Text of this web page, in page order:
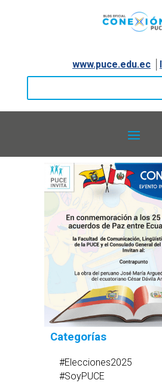
www.puce.edu.ec│
Categorías
#Elecciones2025
#SoyPUCE